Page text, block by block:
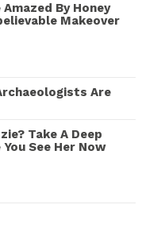
By Honey
Makeover
Are
Take A Deep
See Her Now